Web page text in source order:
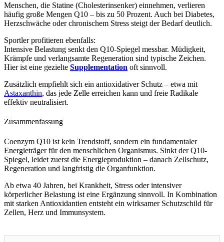
Menschen, die Statine (Cholesterinsenker) einnehmen, verlieren
häufig große Mengen Q10 – bis zu 50 Prozent. Auch bei Diabetes,
Herzschwäche oder chronischem Stress steigt der Bedarf deutlich.
Sportler profitieren ebenfalls:
Intensive Belastung senkt den Q10-Spiegel messbar. Müdigkeit,
Krämpfe und verlangsamte Regeneration sind typische Zeichen.
Hier ist eine gezielte Supplementation oft sinnvoll.
Zusätzlich empfiehlt sich ein antioxidativer Schutz – etwa mit
Astaxanthin, das jede Zelle erreichen kann und freie Radikale
effektiv neutralisiert.
Zusammenfassung
Coenzym Q10 ist kein Trendstoff, sondern ein fundamentaler
Energieträger für den menschlichen Organismus. Sinkt der Q10-
Spiegel, leidet zuerst die Energieproduktion – danach Zellschutz,
Regeneration und langfristig die Organfunktion.
Ab etwa 40 Jahren, bei Krankheit, Stress oder intensiver
körperlicher Belastung ist eine Ergänzung sinnvoll. In Kombination
mit starken Antioxidantien entsteht ein wirksamer Schutzschild für
Zellen, Herz und Immunsystem.